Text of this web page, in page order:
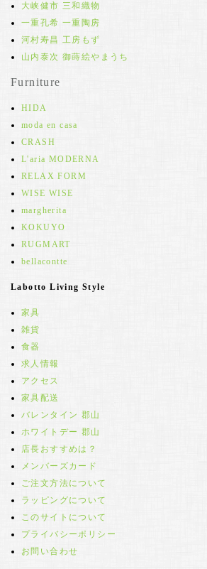
大峡健市 三和織物
一重孔希 一重陶房
河村寿昌 工房もず
山内泰次 御蒔絵やまうち
Furniture
HIDA
moda en casa
CRASH
L'aria MODERNA
RELAX FORM
WISE WISE
margherita
KOKUYO
RUGMART
bellacontte
Labotto Living Style
家具
雑貨
食器
求人情報
アクセス
家具配送
バレンタイン 郡山
ホワイトデー 郡山
店長おすすめは？
メンバーズカード
ご注文方法について
ラッピングについて
このサイトについて
プライバシーポリシー
お問い合わせ